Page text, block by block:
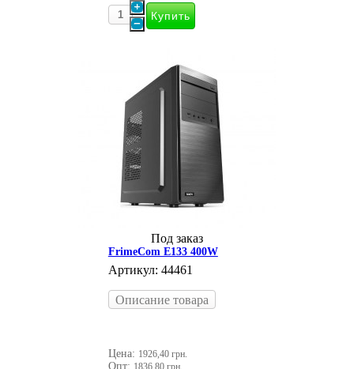
Под заказ
FrimeCom E133 400W
Артикул: 44461
Описание товара
Цена: 1926,40 грн.
Опт: 1836,80 грн.